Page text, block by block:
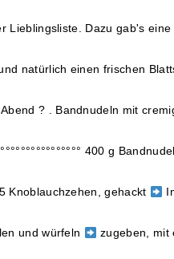
Lieblingsliste. Dazu gab's
natürlich einen frischen
? . Bandnudeln mit
400 g
Knoblauchzehen, gehackt
und würfeln zugeben, mit